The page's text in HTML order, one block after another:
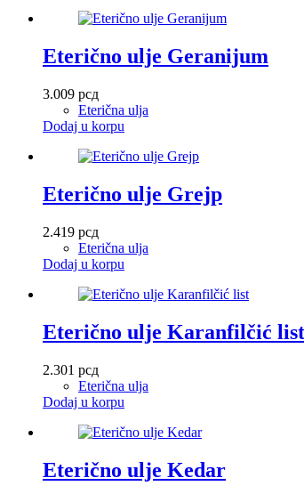
Eterično ulje Geranijum
3.009 рсд
Eterična ulja
Dodaj u korpu
Eterično ulje Grejp
2.419 рсд
Eterična ulja
Dodaj u korpu
Eterično ulje Karanfilčić list
2.301 рсд
Eterična ulja
Dodaj u korpu
Eterično ulje Kedar